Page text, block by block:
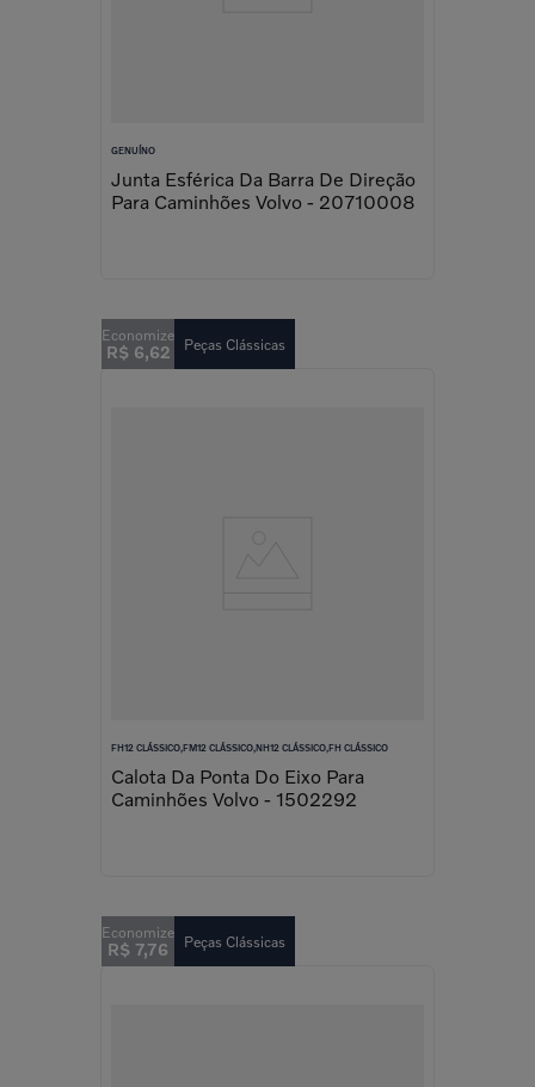
GENUÍNO
Junta Esférica Da Barra De Direção
Para Caminhões Volvo - 20710008
R$ 6,62 Peças Clássicas
FH12 CLÁSSICO,FM12 CLÁSSICO,NH12 CLÁSSICO,FH CLÁSSICO
Calota Da Ponta Do Eixo Para
Caminhões Volvo - 1502292
R$ 7,76 Peças Clássicas